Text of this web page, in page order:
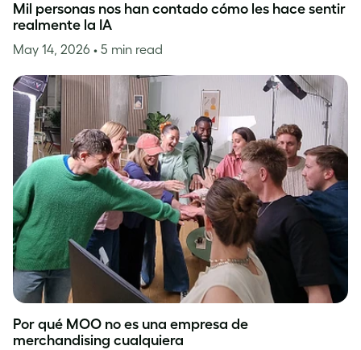
Mil personas nos han contado cómo les hace sentir
realmente la IA
May 14, 2026 • 5 min read
Por qué MOO no es una empresa de
merchandising cualquiera